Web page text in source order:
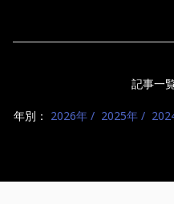
記事一
年別： 2026年 2025年